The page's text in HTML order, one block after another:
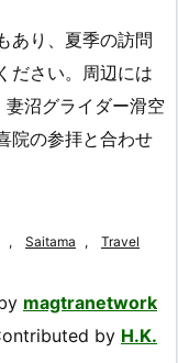
あり、夏季の訪問
ださい。周辺には
沼グライダー滑空
院の参拝と合わせ
, Saitama , Travel
magtranetwork
by H.K.